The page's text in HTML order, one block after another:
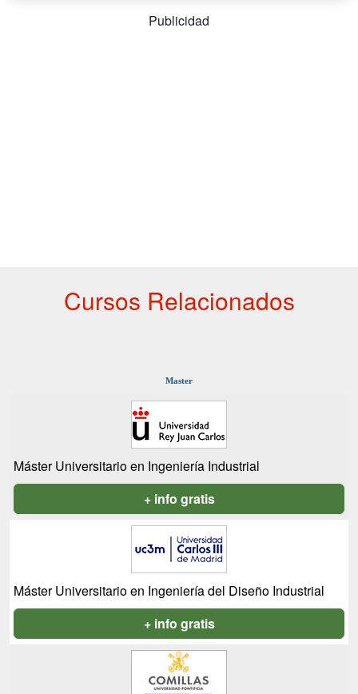
Publicidad
Cursos Relacionados
Master
Máster Universitario en Ingeniería Industrial
+ info gratis
Máster Universitario en Ingeniería del Diseño Industrial
+ info gratis